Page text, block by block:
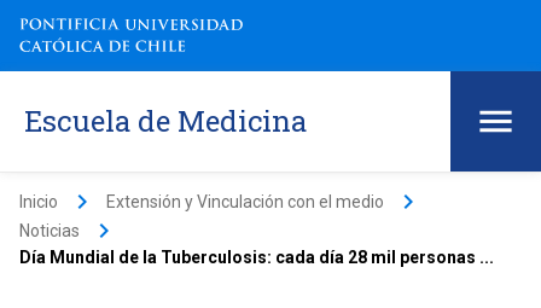
Escuela de Medicina
Inicio keyboard_arrow_right Extensión y Vinculación con el medio keyboard_arrow_right
Noticias keyboard_arrow_right
Día Mundial de la Tuberculosis: cada día 28 mil personas ...